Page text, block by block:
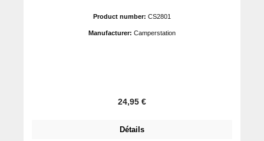
Product number: CS2801
Manufacturer: Camperstation
Prix régulier :
24,95 €
Détails